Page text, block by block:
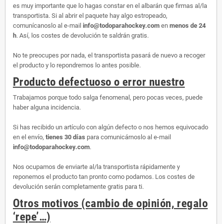
es muy importante que lo hagas constar en el albarán que firmas al/la
transportista. Si al abrir el paquete hay algo estropeado,
comunícanoslo al e-mail info@todoparahockey.com en menos de 24
h. Así, los costes de devolución te saldrán gratis.
No te preocupes por nada, el transportista pasará de nuevo a recoger
el producto y lo repondremos lo antes posible.
Producto defectuoso o error nuestro
Trabajamos porque todo salga fenomenal, pero pocas veces, puede
haber alguna incidencia.
Si has recibido un artículo con algún defecto o nos hemos equivocado
en el envío, tienes 30 días para comunicárnoslo al e-mail
info@todoparahockey.com.
Nos ocupamos de enviarte al/la transportista rápidamente y
reponemos el producto tan pronto como podamos. Los costes de
devolución serán completamente gratis para ti.
Otros motivos (cambio de opinión, regalo
‘repe’…)